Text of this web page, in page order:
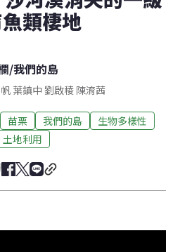
類棲地
/我們的島
葉鎮中 劉啟稜 陳淯茜
苗栗 我們的島
生物多樣性
土地利用